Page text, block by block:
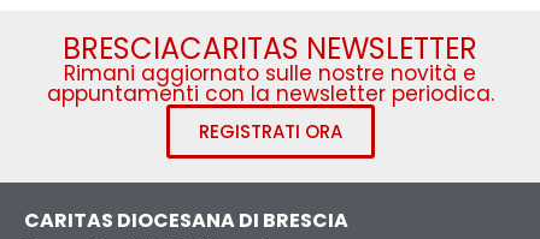
BRESCIACARITAS NEWSLETTER
Rimani aggiornato sulle nostre novità e
appuntamenti con la newsletter periodica.
REGISTRATI ORA
CARITAS DIOCESANA DI BRESCIA